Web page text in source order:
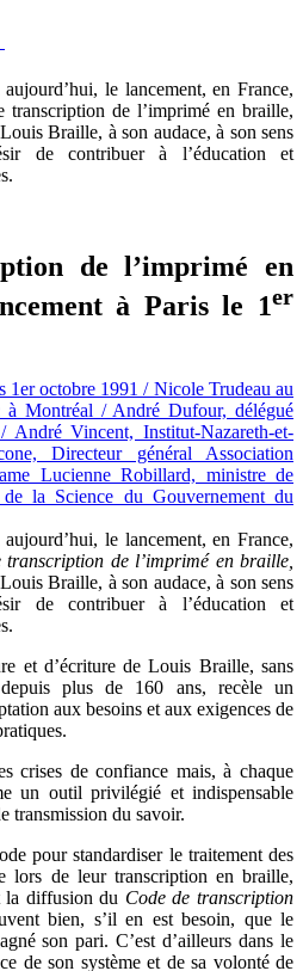
le lancement, en France,
de l’imprimé en braille,
Braille, à son audace, à son sens
de contribuer à l’éducation et
de l’imprimé en
à Paris le 1er
le lancement, en France,
transcription de l’imprimé en braille,
Braille, à son audace, à son sens
de contribuer à l’éducation et
et d’écriture de Louis Braille, sans
depuis plus de 160 ans, recèle un
aux besoins et aux exigences de
crises de confiance mais, à chaque
un outil privilégié et indispensable
transmission du savoir.
pour standardiser le traitement des
lors de leur transcription en braille,
la diffusion du Code de transcription
bien, s’il en est besoin, que le
son pari. C’est d’ailleurs dans le
de son système et de sa volonté de